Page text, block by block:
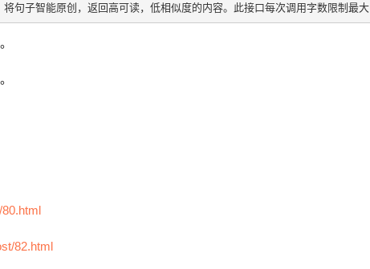
句子智能原创，返回高可读，低相似度的内容。此接口每次调用字数限制最
82.html